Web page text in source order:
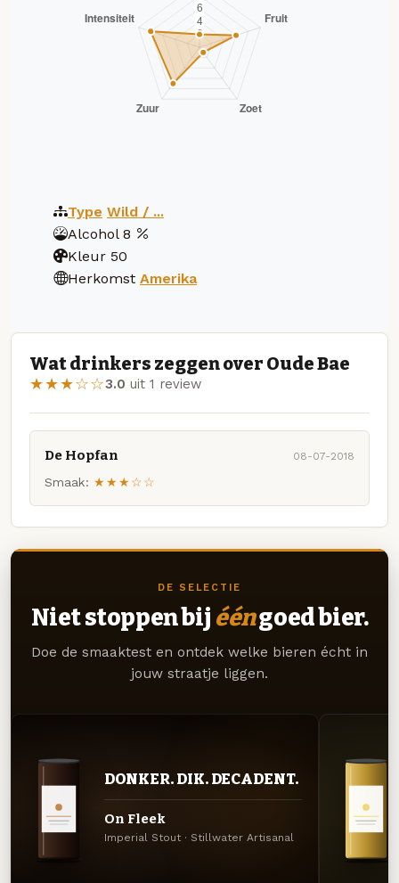
Type Wild / ...
Alcohol 8
Kleur 50
Herkomst Amerika
Wat drinkers zeggen over Oude Bae
★★★☆☆3.0 uit 1 review
De Hopfan 08-07-2018
Smaak: ★★★☆☆
DE SELECTIE
Niet stoppen bij ééngoed bier.
Doe de smaaktest en ontdek welke bieren écht in
jouw straatje liggen.
DONKER. DIK. DECADENT.
On Fleek
Imperial Stout · Stillwater Artisanal